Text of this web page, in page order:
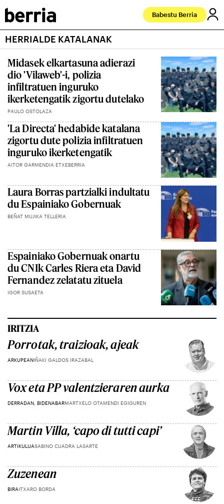
Babestu Berria
HERRIALDE KATALANAK
Midasek elkartasuna adierazi
dio 'Vilaweb'-i, polizia
infiltratuen inguruko
ikerketengatik zigortu dutelako
PAULO OSTOLAZA
'La Directa' hedabide katalana
zigortu dute polizia infiltratuen
inguruko ikerketengatik
AITOR GARMENDIA ETXEBERRIA
Laura Borras partzialki indultatu
du Espainiako Gobernuak
BEÑAT MUJIKA TELLERIA
Espainiako Gobernuak onartu
du CNIk Carles Riera eta David
Fernandez zelatatu zituela
IGOR SUSAETA
IRITZIA
Porrotak, traizioak, ajeak
ARKUPEANIÑAKI GALDOS IRAZABAL
Vox eta PP valentzieraren aurka
DERRADAN, BIDENABARMARTXELO OTAMENDI EGIGUREN
Martin Villa, ‘capo di tutti capi’
ARTIKULUASABINO CUADRA LASARTE
Zuzenean
BIRAITXARO BORDA